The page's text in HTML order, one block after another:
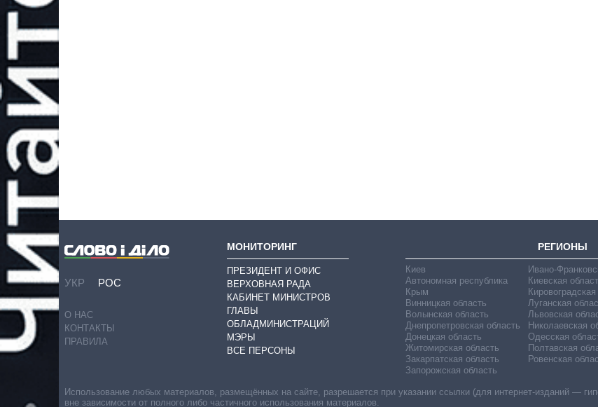
УКР РОС
О НАС
КОНТАКТЫ
ПРАВИЛА
МОНИТОРИНГ
ПРЕЗИДЕНТ И ОФИС
ВЕРХОВНАЯ РАДА
КАБИНЕТ МИНИСТРОВ
ГЛАВЫ
ОБЛАДМИНИСТРАЦИЙ
МЭРЫ
ВСЕ ПЕРСОНЫ
РЕГИОНЫ
Киев
Автономная республика
Крым
Винницкая область
Волынская область
Днепропетровская область
Донецкая область
Житомирская область
Закарпатская область
Запорожская область
Ивано-
Киевская
Луганская
Львовская
Николаевская
Одесская
Полтавская
Ровенская
Использование любых материалов, размещённых на сайте, разрешается при указании ссылки (для интернет-изданий —
вне зависимости от полного либо частичного использования материалов.